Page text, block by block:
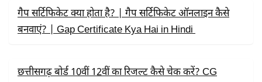
गैप सर्टिफिकेट क्या होता है? | गैप सर्टिफिकेट ऑनलाइन कैसे
बनवाएं? | Gap Certificate Kya Hai in Hindi
छत्तीसगढ़ बोर्ड 10वीं 12वीं का रिजल्ट कैसे चेक करें? CG